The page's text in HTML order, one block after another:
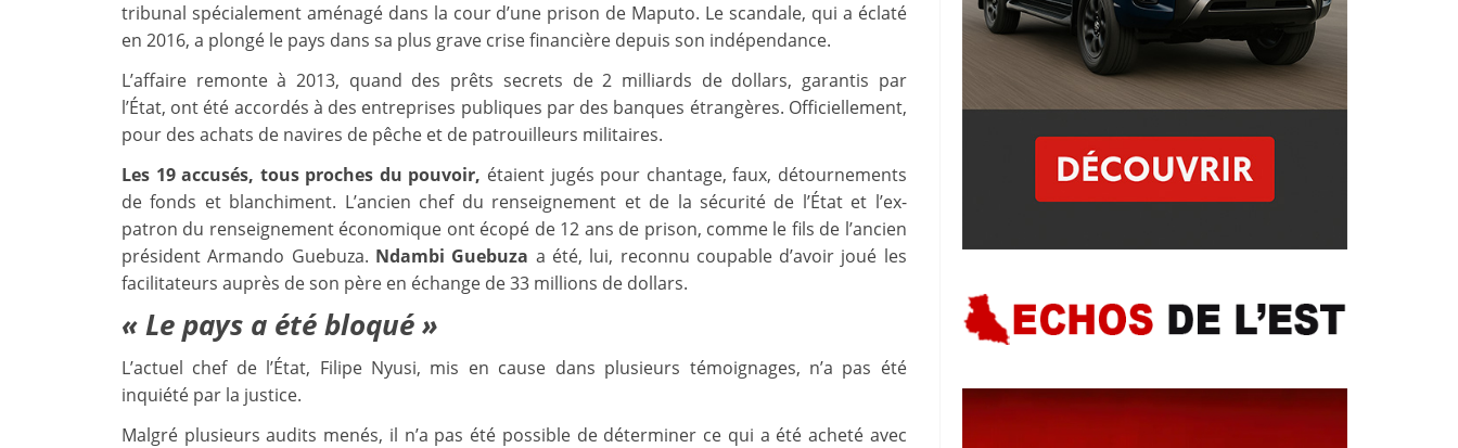
tribunal spécialement aménagé dans la cour d’une prison de Maputo. Le scandale, qui a éclaté
en 2016, a plongé le pays dans sa plus grave crise financière depuis son indépendance.
L’affaire remonte à 2013, quand des prêts secrets de 2 milliards de dollars, garantis par
l’État, ont été accordés à des entreprises publiques par des banques étrangères. Officiellement,
pour des achats de navires de pêche et de patrouilleurs militaires.
Les 19 accusés, tous proches du pouvoir, étaient jugés pour chantage, faux, détournements
de fonds et blanchiment. L’ancien chef du renseignement et de la sécurité de l’État et l’ex-
patron du renseignement économique ont écopé de 12 ans de prison, comme le fils de l’ancien
président Armando Guebuza. Ndambi Guebuza a été, lui, reconnu coupable d’avoir joué les
facilitateurs auprès de son père en échange de 33 millions de dollars.
« Le pays a été bloqué »
L’actuel chef de l’État, Filipe Nyusi, mis en cause dans plusieurs témoignages, n’a pas été
inquiété par la justice.
Malgré plusieurs audits menés, il n’a pas été possible de déterminer ce qui a été acheté avec